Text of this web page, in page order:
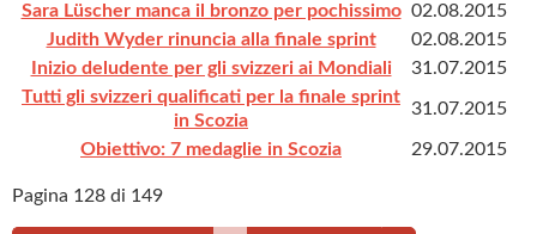
Sara Lüscher manca il bronzo per pochissimo 02.08.2015
Judith Wyder rinuncia alla finale sprint
02.08.2015
Inizio deludente per gli svizzeri ai Mondiali
31.07.2015
Tutti gli svizzeri qualificati per la finale sprint
in Scozia
31.07.2015
Obiettivo: 7 medaglie in Scozia 29.07.2015
Pagina 128 di 149